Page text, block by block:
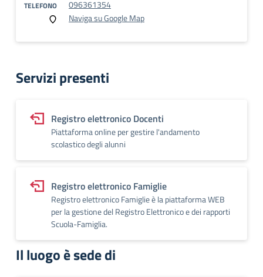
TELEFONO
096361354
Naviga su Google Map
Servizi presenti
Registro elettronico Docenti
Piattaforma online per gestire l'andamento
scolastico degli alunni
Registro elettronico Famiglie
Registro elettronico Famiglie è la piattaforma WEB
per la gestione del Registro Elettronico e dei rapporti
Scuola-Famiglia.
Il luogo è sede di